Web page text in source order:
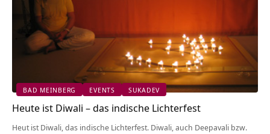
BAD MEINBERG EVENTS SUKADEV
Heute ist Diwali – das indische Lichterfest
Heut ist Diwali, das indische Lichterfest. Diwali, auch Deepavali bzw.